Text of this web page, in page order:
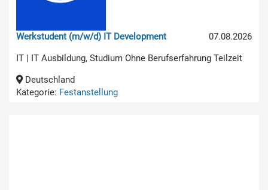
07.08.2026
Werkstudent (m/w/d) IT Development
IT | IT Ausbildung, Studium Ohne Berufserfahrung Teilzeit
Deutschland
Kategorie: Festanstellung